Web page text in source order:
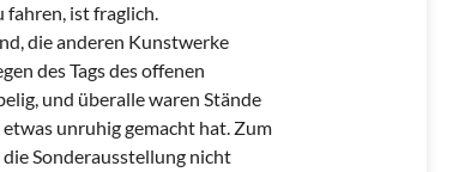
fahren, ist fraglich.
die anderen Kunstwerke
des Tags des offenen
und überalle waren Stände
unruhig gemacht hat. Zum
Sonderausstellung nicht